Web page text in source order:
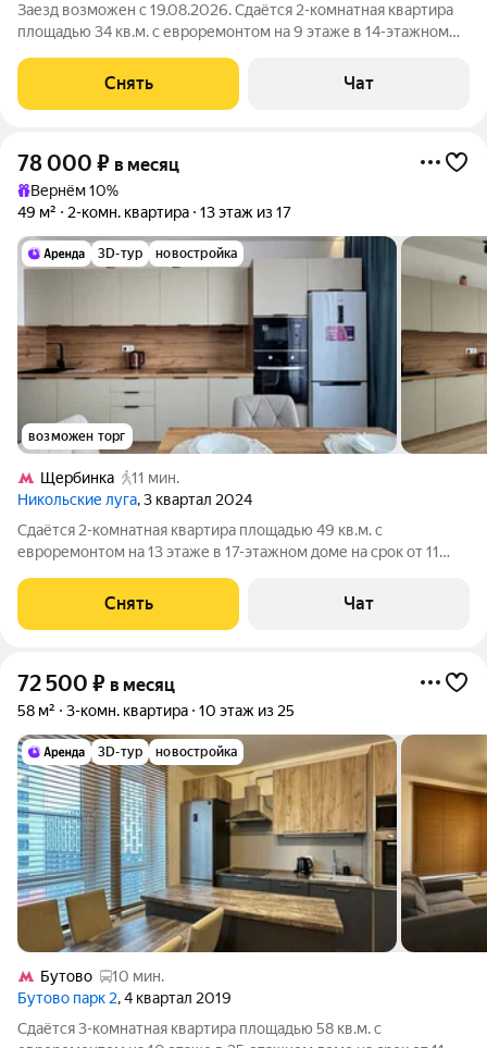
Заезд возможен с 19.08.2026. Сдаётся 2-комнатная квартира
площадью 34 кв.м. с евроремонтом на 9 этаже в 14-этажном
Духовой шкаф Стиральная машина Холодильник
Микроволновка Дом - монолитный,
Снять Чат
78 000 ₽ в месяц
Вернём 10%
49 м²
2-комн. квартира 13 этаж из 17
3D-тур новостройка
возможен торг
Щербинка
11 мин.
Никольские луга, 3 квартал 2024
Сдаётся 2-комнатная квартира площадью 49 кв.м. с
евроремонтом на 13 этаже в 17-этажном доме на срок от 11
Стиральная машина Холодильник Кондиционер
Микроволновка Дом - монолитный, окна выходят во
Снять Чат
72 500 ₽ в месяц
58 м² 3-комн. квартира 10 этаж из 25
3D-тур новостройка
Бутово
10 мин.
Бутово парк 2, 4 квартал 2019
Сдаётся 3-комнатная квартира площадью 58 кв.м. с